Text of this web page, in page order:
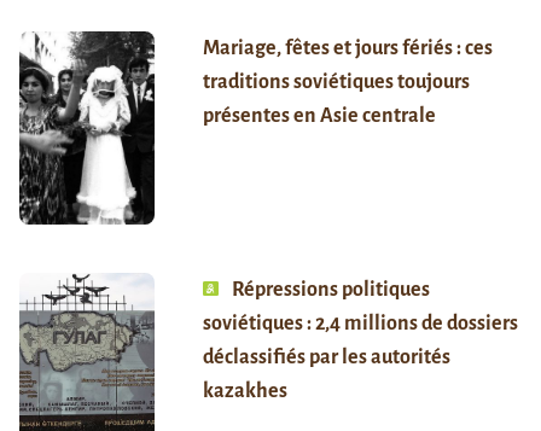
Mariage, fêtes et jours fériés : ces
traditions soviétiques toujours
présentes en Asie centrale
Répressions politiques
soviétiques : 2,4 millions de dossiers
déclassifiés par les autorités
kazakhes